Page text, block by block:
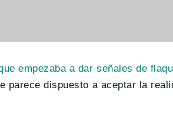
empezaba a dar señales de
parece dispuesto a aceptar la